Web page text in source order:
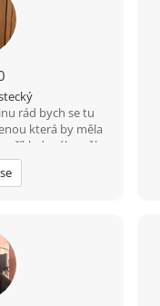
rád bych se tu
která by měla
mého věku
to nevadilo